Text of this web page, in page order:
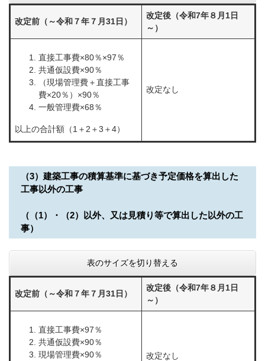
改定前（～令和７年７月31日）
改定後（令和7年８月1日
～）
直接工事費×80％×97％
共通仮設費×90％
（現場管理費＋直接工事
費×20％）×90％
一般管理費×68％
以上の合計額（1＋2＋3＋4）
改定なし
（3）建築工事の積算基準に基づき予定価格を算出した
工事以外の工事
（（1）・（2）以外、又は見積り等で算出した以外の工
事）
表のサイズを切り替える
改定前（～令和７年７月31日）
改定後（令和7年８月1日
～）
直接工事費×97％
共通仮設費×90％
現場管理費×90％
改定なし